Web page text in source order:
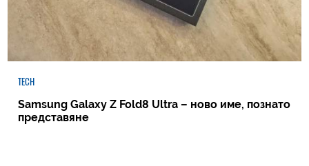
TECH
Samsung Galaxy Z Fold8 Ultra – ново име, познато
представяне